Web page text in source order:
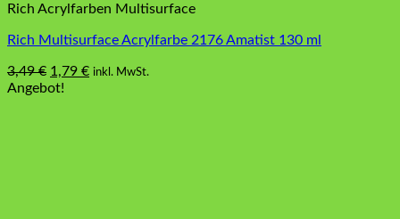
Rich Acrylfarben Multisurface
Rich Multisurface Acrylfarbe 2176 Amatist 130 ml
3,49€ Ursprünglicher
Preis
1,79 €Aktueller
inkl. MwSt.
Angebot!